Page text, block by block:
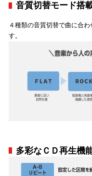
音質切替モード搭
４種類の音質切替で曲に合
す。
多彩なＣＤ再生機